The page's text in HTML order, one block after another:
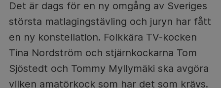
Det är dags för en ny omgång av Sveriges
största matlagingstävling och juryn har fått
en ny konstellation. Folkkära TV-kocken
Tina Nordström och stjärnkockarna Tom
Sjöstedt och Tommy Myllymäki ska avgöra
vilken amatörkock som har det som krävs.